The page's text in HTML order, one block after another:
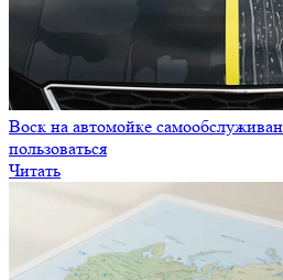
Воск на автомойке
пользоваться
Читать